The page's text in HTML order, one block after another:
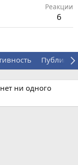
Реакции
6
ни одного